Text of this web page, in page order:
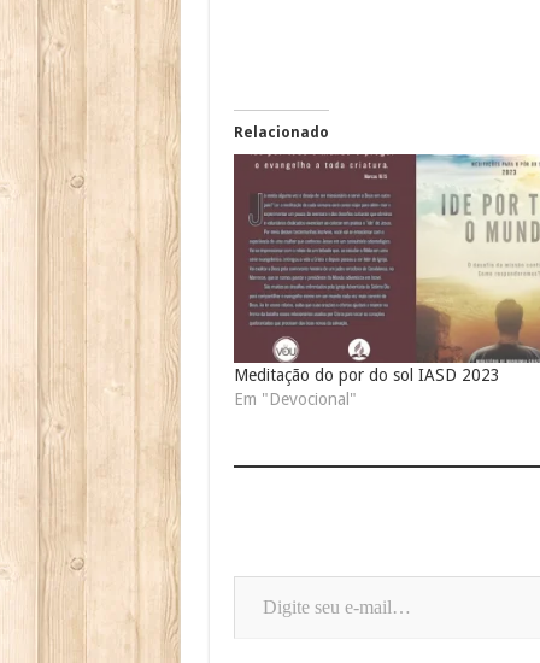
Relacionado
Meditação do por do sol IASD 2023
Em "Devocional"
Digite seu e-mail…